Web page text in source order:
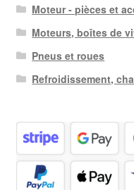
Moteur - pièces et
Moteurs, boîtes de
Pneus et roues
Refroidissement,